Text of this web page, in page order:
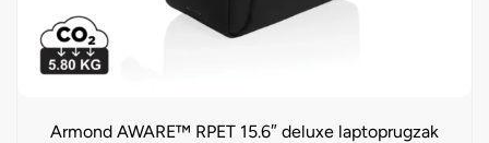
Armond AWARE™ RPET 15.6″ deluxe laptoprugzak